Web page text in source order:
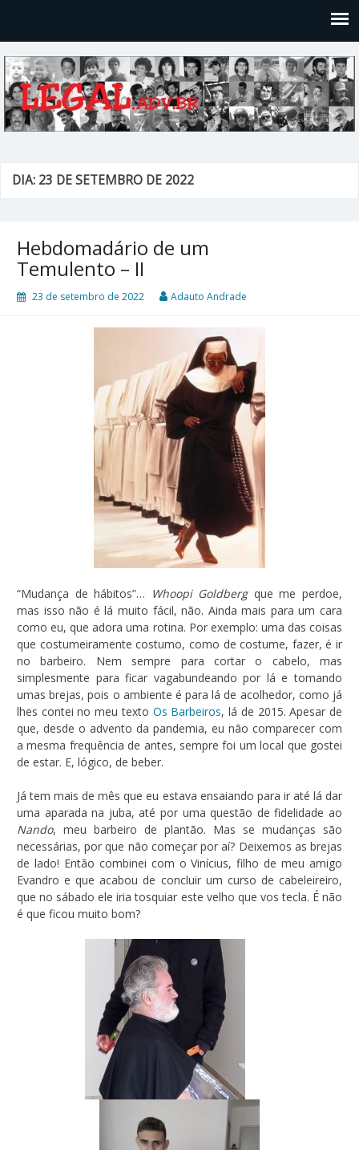
DIA: 23 DE SETEMBRO DE 2022
Hebdomadário de um
Temulento – II
23 de setembro de 2022 Adauto Andrade
“Mudança de hábitos”… Whoopi Goldbergque me perdoe,
mas isso não é lá muito fácil, não. Ainda mais para um cara
como eu, que adora uma rotina. Por exemplo: uma das coisas
que costumeiramente costumo, como de costume, fazer, é ir
no barbeiro. Nem sempre para cortar o cabelo, mas
simplesmente para ficar vagabundeando por lá e tomando
umas brejas, pois o ambiente é para lá de acolhedor, como já
lhes contei no meu texto Os Barbeiros, lá de 2015. Apesar de
que, desde o advento da pandemia, eu não comparecer com
a mesma frequência de antes, sempre foi um local que gostei
de estar. E, lógico, de beber.
Já tem mais de mês que eu estava ensaiando para ir até lá dar
uma aparada na juba, até por uma questão de fidelidade ao
Nando, meu barbeiro de plantão. Mas se mudanças são
necessárias, por que não começar por aí? Deixemos as brejas
de lado! Então combinei com o Vinícius, filho de meu amigo
Evandro e que acabou de concluir um curso de cabeleireiro,
que no sábado ele iria tosquiar este velho que vos tecla. É não
é que ficou muito bom?